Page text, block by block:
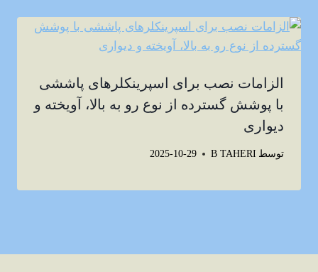
الزامات نصب برای اسپرینکلرهای پاششی
با پوشش گسترده از نوع رو به بالا، آویخته و
دیواری
توسط B TAHERI
2025-10-29